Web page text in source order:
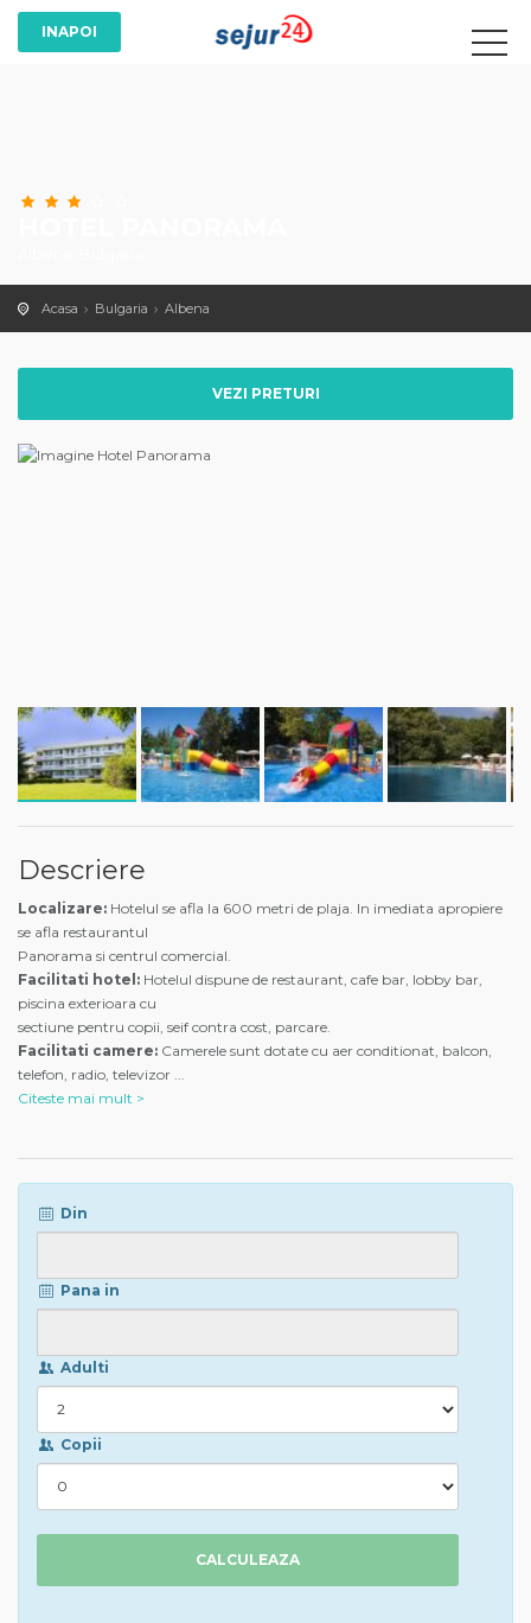
Acasa Bulgaria Albena
VEZI PRETURI
Descriere
Localizare: Hotelul se afla la 600 metri de plaja. In imediata apropiere
se afla restaurantul
Panorama si centrul comercial.
Facilitati hotel: Hotelul dispune de restaurant, cafe bar, lobby bar,
piscina exterioara cu
sectiune pentru copii, seif contra cost, parcare.
Facilitati camere: Camerele sunt dotate cu aer conditionat, balcon,
telefon, radio, televizor
Citeste mai mult >
Din
Pana in
Adulti
Copii
CALCULEAZA